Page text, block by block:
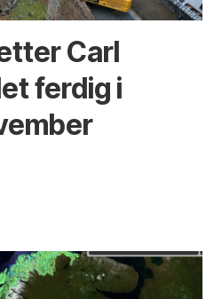
Carl
ferdig i